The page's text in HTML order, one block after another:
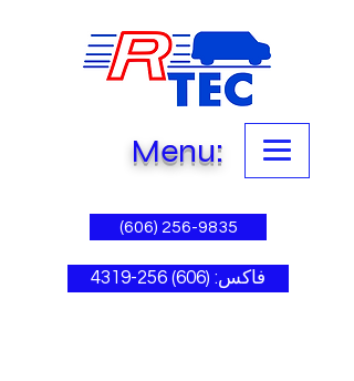
Menu:
(606) 256-9835
فاكس: (606) 256-4319